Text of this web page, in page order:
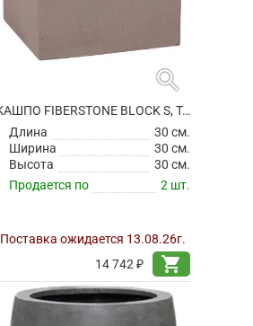
search
КАШПО FIBERSTONE BLOCK S, TAUPE
Длина
30 см.
Ширина
30 см.
Высота
30 см.
Продается по
2 шт.
Поставка ожидается 13.08.26г.
14 742 ₽
shopping_cart